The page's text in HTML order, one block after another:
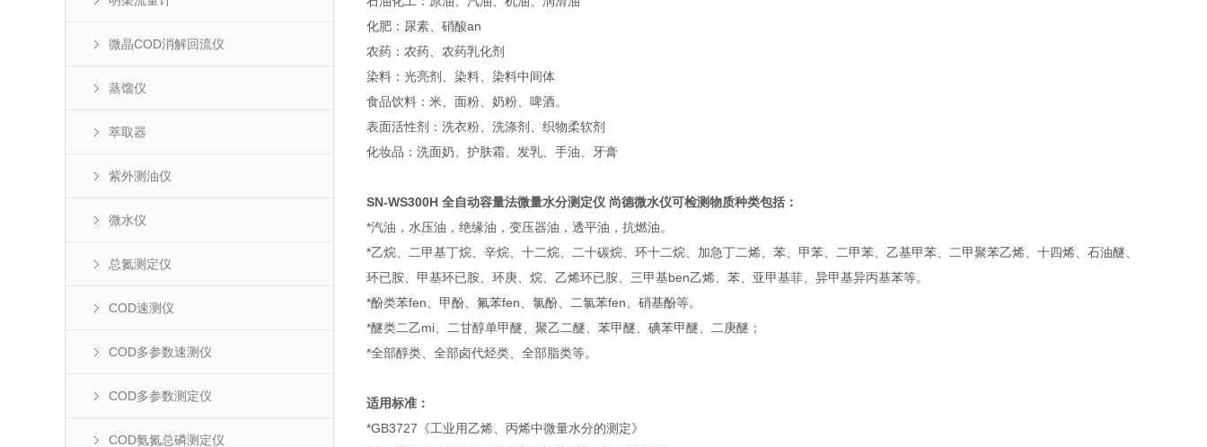
微晶COD消解回流仪
蒸馏仪
萃取器
紫外测油仪
微水仪
总氮测定仪
COD速测仪
COD多参数速测仪
COD多参数测定仪
COD氨氮总磷测定仪
化肥：尿素、硝酸an
农药：农药、农药乳化剂
染料：光亮剂、染料、染料中间体
食品饮料：米、面粉、奶粉、啤酒。
表面活性剂：洗衣粉、洗涤剂、织物柔软剂
化妆品：洗面奶、护肤霜、发乳、手油、牙膏
SN-WS300H 全自动容量法微量水分测定仪 尚德微水仪可检测物质种类包括：
*汽油，水压油，绝缘油，变压器油，透平油，抗燃油。
*乙烷、二甲基丁烷、辛烷、十二烷、二十碳烷、环十二烷、加急丁二烯、苯、甲苯、二甲苯、乙基甲苯、二甲聚苯乙烯、十四烯、石油醚、
环已胺、甲基环已胺、环庚、烷、乙烯环已胺、三甲基ben乙烯、苯、亚甲基菲、异甲基异丙基苯等。
*酚类苯fen、甲酚、氟苯fen、氯酚、二氯苯fen、硝基酚等。
*醚类二乙mi、二甘醇单甲醚、聚乙二醚、苯甲醚、碘苯甲醚、二庚醚；
*全部醇类、全部卤代烃类、全部脂类等。
适用标准：
*GB3727《工业用乙烯、丙烯中微量水分的测定》